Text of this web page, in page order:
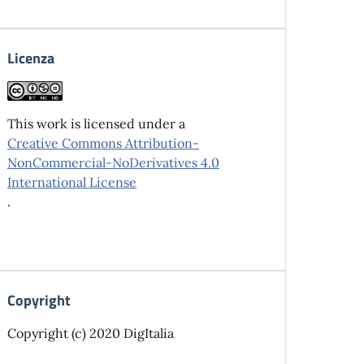
Licenza
This work is licensed under a
Creative Commons Attribution-
NonCommercial-NoDerivatives 4.0
International License
.
Copyright
Copyright (c) 2020 DigItalia